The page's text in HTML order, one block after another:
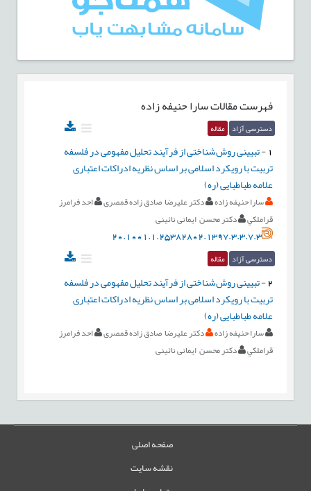
فهرست مقالاتسارا حنيفه زاده
دسترسی آزاد مقاله
-تبیینی روش‌شناختی از فرآیند تحلیل مفهومی در فلسفه
تربیت با رویکرد اسلامی بر اساس نظریه ادراكات اعتباری
علامه طباطبایی (ره)
سارا حنيفه زاده دکتر علیرضا صادق زاده قمصری
احد فرامرز
قراملكي
دکتر محسن ایمانی نائینی
20.1001.1.25382802.1397.3.3.7.3
دسترسی آزاد مقاله
2
-تبیینی روش‌شناختی از فرآیند تحلیل مفهومی در فلسفه
تربیت با رویکرد اسلامی بر اساس نظریه ادراكات اعتباری
علامه طباطبایی (ره)
سارا حنيفه زاده دکتر علیرضا صادق زاده قمصری
احد فرامرز
قراملكي
دکتر محسن ایمانی نائینی
صفحه اصلی
نقشه سایت